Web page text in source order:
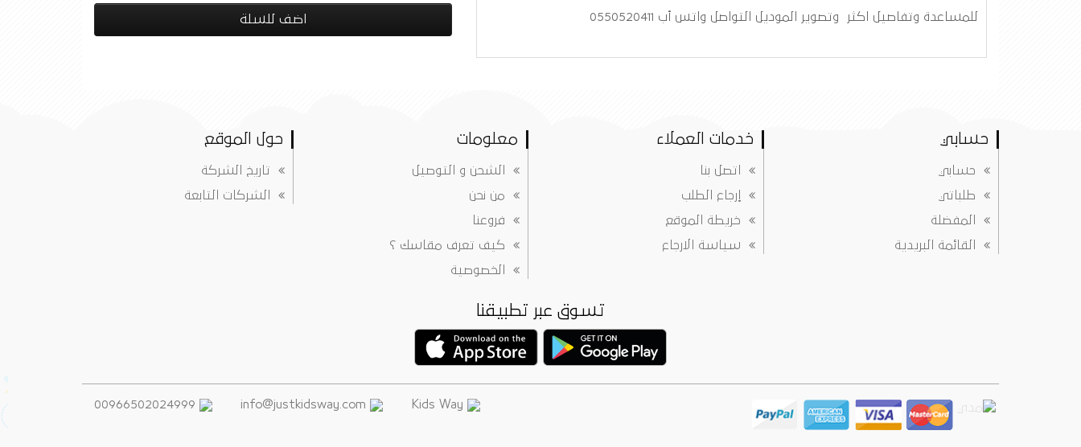
للمساعدة وتفاصيل اكثر وتصوير الموديل التواصل واتس أب 0550520411 اضف للسلة
حسابي
حسابي
طلباتي
المفضلة
القائمة البريدية
خدمات العملاء
اتصل بنا
إرجاع الطلب
خريطة الموقع
سياسة الارجاع
معلومات
الشحن و التوصيل
من نحن
فروعنا
كيف تعرف مقاسك ؟
الخصوصية
حول الموقع
تاريخ الشركة
الشركات التابعة
تسوق عبر تطبيقنا